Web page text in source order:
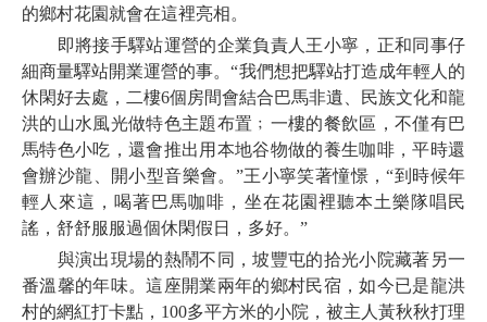
的鄉村花園就會在這裡亮相。
即將接手驛站運營的企業負責人王小寧，正和同事仔
細商量驛站開業運營的事。“我們想把驛站打造成年輕人的
休閑好去處，二樓6個房間會結合巴馬非遺、民族文化和龍
洪的山水風光做特色主題布置﹔一樓的餐飲區，不僅有巴
馬特色小吃，還會推出用本地谷物做的養生咖啡，平時還
會辦沙龍、開小型音樂會。”王小寧笑著憧憬，“到時候年
輕人來這，喝著巴馬咖啡，坐在花園裡聽本土樂隊唱民
謠，舒舒服服過個休閑假日，多好。”
與演出現場的熱鬧不同，坡豐屯的拾光小院藏著另一
番溫馨的年味。這座開業兩年的鄉村民宿，如今已是龍洪
村的網紅打卡點，100多平方米的小院，被主人黃秋秋打理